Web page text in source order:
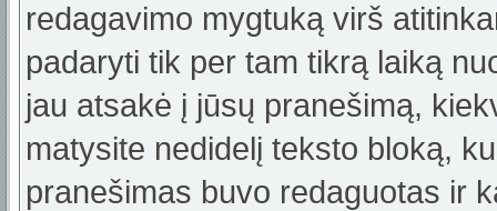
redagavimo mygtuką virš
padaryti tik per tam tikrą laiką
jau atsakė į jūsų pranešimą,
matysite nedidelį teksto bloką,
pranešimas buvo redaguotas ir